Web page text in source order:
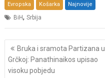
Evropska Košarka Najnovije
BiH,Srbija
Post
navigation
Bruka i sramota Partizana u
Grčkoj: Panathinaikos upisao
visoku pobjedu